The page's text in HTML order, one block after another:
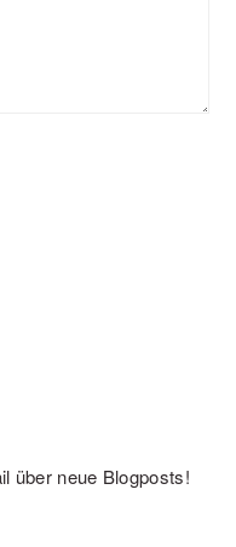
über neue Blogposts!